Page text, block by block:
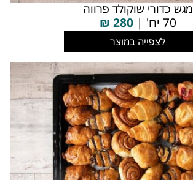
מגש כדורי שוקולד פרווה
70 יח' | 280
₪
לצפייה במוצר